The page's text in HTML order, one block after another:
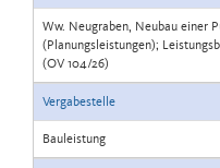
Ww. Neugraben, Neubau einer
(Planungsleistungen);
(OV 104/26)
Vergabestelle
Bauleistung